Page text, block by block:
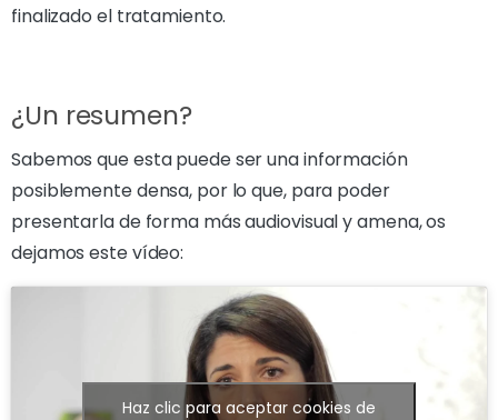
finalizado el tratamiento.
¿Un resumen?
Sabemos que esta puede ser una información
posiblemente densa, por lo que, para poder
presentarla de forma más audiovisual y amena, os
dejamos este vídeo:
Haz clic para aceptar cookies de